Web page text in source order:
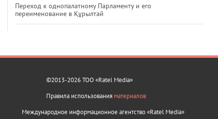
Переход к однопалатному Парламенту и его
переименование в Құрылтай
©2013-2026 ТОО «Ratel Media»
Правила использования материалов
Международное информационное агентство «Ratel Media»